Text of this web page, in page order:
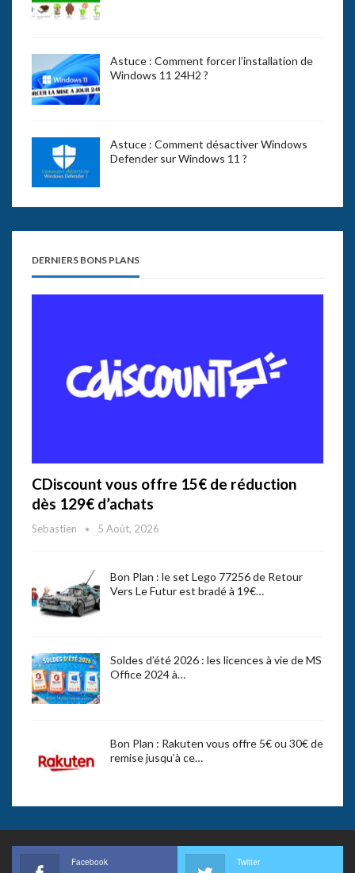
Astuce : Comment forcer l’installation de
Windows 11 24H2 ?
Astuce : Comment désactiver Windows
Defender sur Windows 11 ?
DERNIERS BONS PLANS
CDiscount vous offre 15€ de réduction
dès 129€ d’achats
Sebastien 5 Août, 2026
Bon Plan : le set Lego 77256 de Retour
Vers Le Futur est bradé à 19€…
Soldes d’été 2026 : les licences à vie de MS
Office 2024 à…
Bon Plan : Rakuten vous offre 5€ ou 30€ de
remise jusqu’à ce…
Facebook Twitter